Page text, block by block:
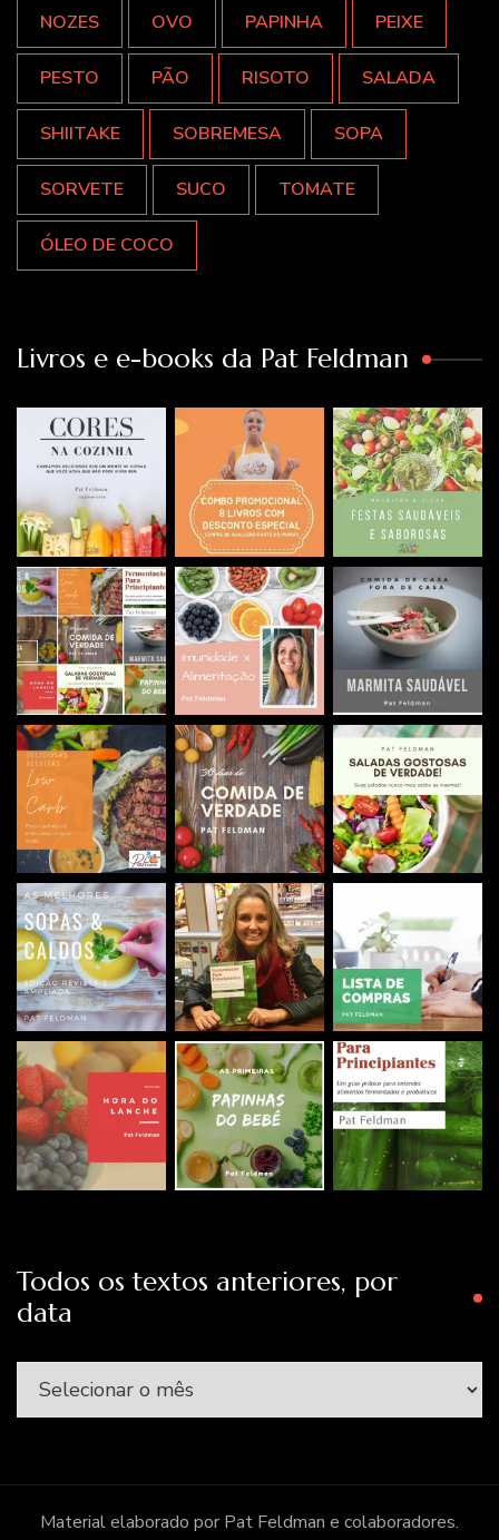
NOZES OVO PAPINHA PEIXE
PESTO PÃO RISOTO SALADA
SHIITAKE SOBREMESA SOPA
SORVETE SUCO TOMATE
ÓLEO DE COCO
Livros e e-books da Pat Feldman
Todos os textos anteriores, por
data
Todos
os
anteriores,
porMaterial elaborado por Pat Feldman e colaboradores.